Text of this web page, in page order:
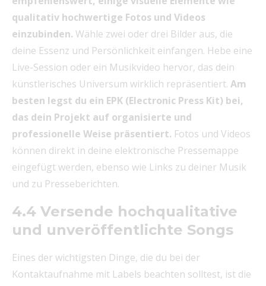
qualitativ hochwertige Fotos und Videos
einzubinden. Wähle zwei oder drei Bilder aus, die
deine Essenz und Persönlichkeit einfangen. Hebe eine
Live-Session oder ein Musikvideo hervor, das dein
künstlerisches Universum wirklich repräsentiert. Am
besten legst du ein EPK (Electronic Press Kit) bei,
das dein Projekt auf organisierte und
professionelle Weise präsentiert. Fotos und Videos
können direkt in deine elektronische Pressemappe
eingefügt werden, ebenso wie Links zu deiner Musik
und zu Presseberichten.
4.4 Versende hochqualitative
und unveröffentlichte Songs
Eines der wichtigsten Dinge, die du bei der
Kontaktaufnahme mit Labels beachten solltest, ist die